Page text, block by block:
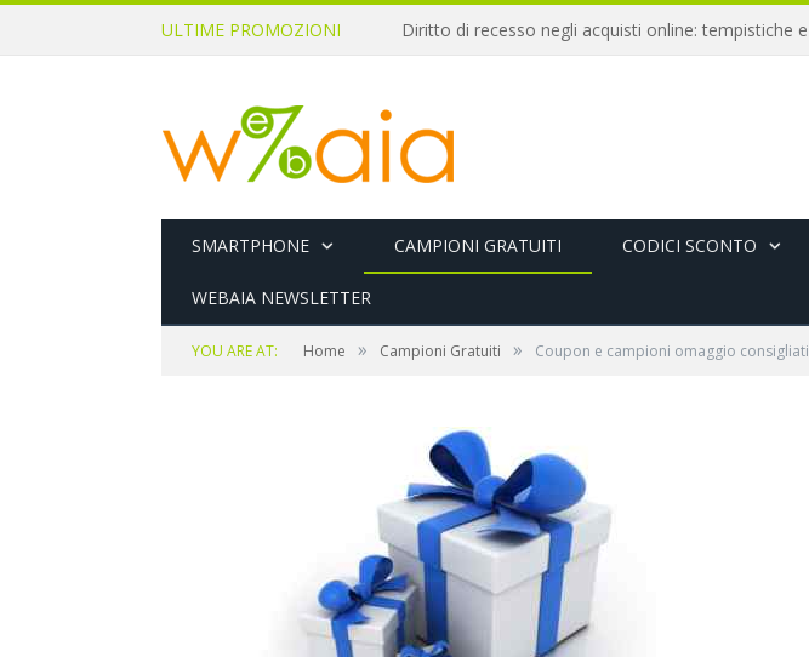
ULTIME PROMOZIONI
SMARTPHONE CAMPIONI GRATUITI CODICI SCONTO
WEBAIA NEWSLETTER
YOU ARE AT: Home » Campioni Gratuiti » Coupon e campioni omaggio consigliati